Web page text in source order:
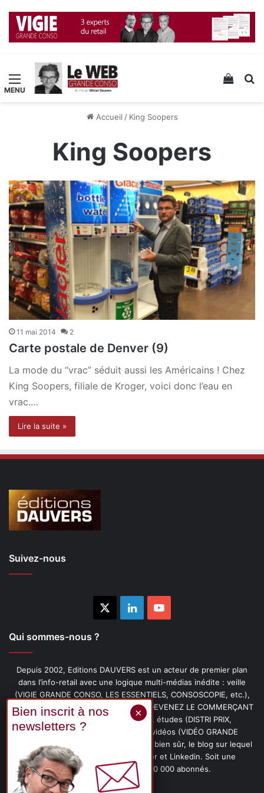
Menu Voir
Accueil / King Soopers
King Soopers
11 mai 2014 2
Carte postale de Denver (9)
La mode du “vrac” séduit aussi les Américains ! Chez
King Soopers, filiale de Kroger, voici donc l’eau en
vrac.…
Lire la suite »
Suivez-nous
LinkedinYouTube
Qui sommes-nous ?
Depuis 2002, Editions DAUVERS est un acteur de premier plan
dans l’info-retail avec une logique multi-médias inédite : veille
(VIGIE GRANDE CONSO, LES ESSENTIELS, CONSOSCOPIE, etc.),
livres (PENSER-CLIENT, IMAGE-PRIX, DEVENEZ LE COMMERÇANT
PRÉFÉRÉ DE VOS CLIENTS, etc.), études (DISTRI PRIX,
PROMOFLASH, DRIVE INSIGHTS), vidéos (VIDÉO GRANDE
CONSO), podcasts (CAFÉ CONSO) et, bien sûr, le blog sur lequel
vous êtes, ainsi que les fils Twitter et Linkedin. Soit une
communauté de plus de 150 000 abonnés.